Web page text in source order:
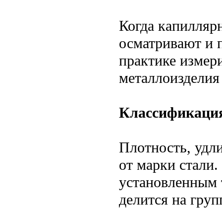
Когда
осматривают и
практике
Плотность,
от марки
установленным
делится на